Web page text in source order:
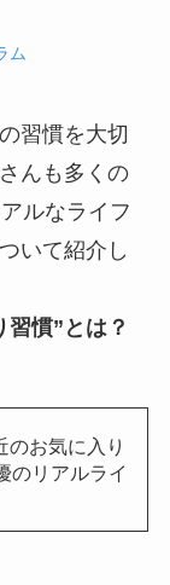
ム
習慣を大切
んも多くの
ルなライフ
いて紹介し
慣”とは？
のお気に入り
のリアルライ